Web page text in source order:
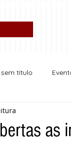
título
as